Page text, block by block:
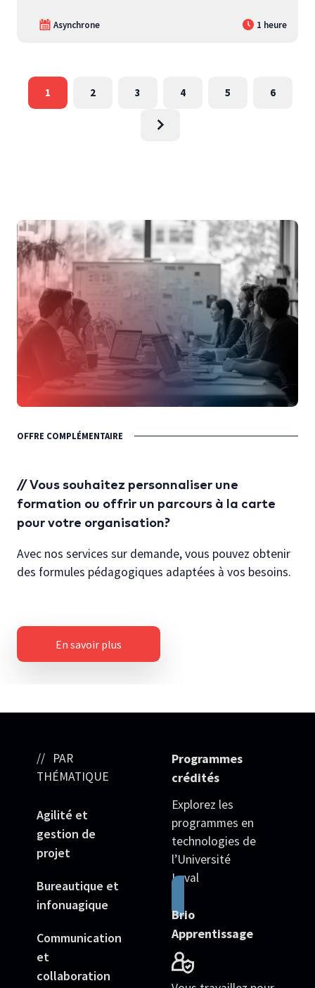
Asynchrone 1 heure
1 2 3 4 5 6
OFFRE COMPLÉMENTAIRE
Vous souhaitez personnaliser une
formation ou offrir un parcours à la carte
pour votre organisation?
Avec nos services sur demande, vous pouvez obtenir
des formules pédagogiques adaptées à vos besoins.
En savoir plus
PAR
THÉMATIQUE
Agilité et
gestion de
projet
Bureautique et
infonuagique
Communication
et
collaboration
Programmes
crédités
Explorez les
programmes en
technologies de
l’Université
Laval
Brio
Apprentissage